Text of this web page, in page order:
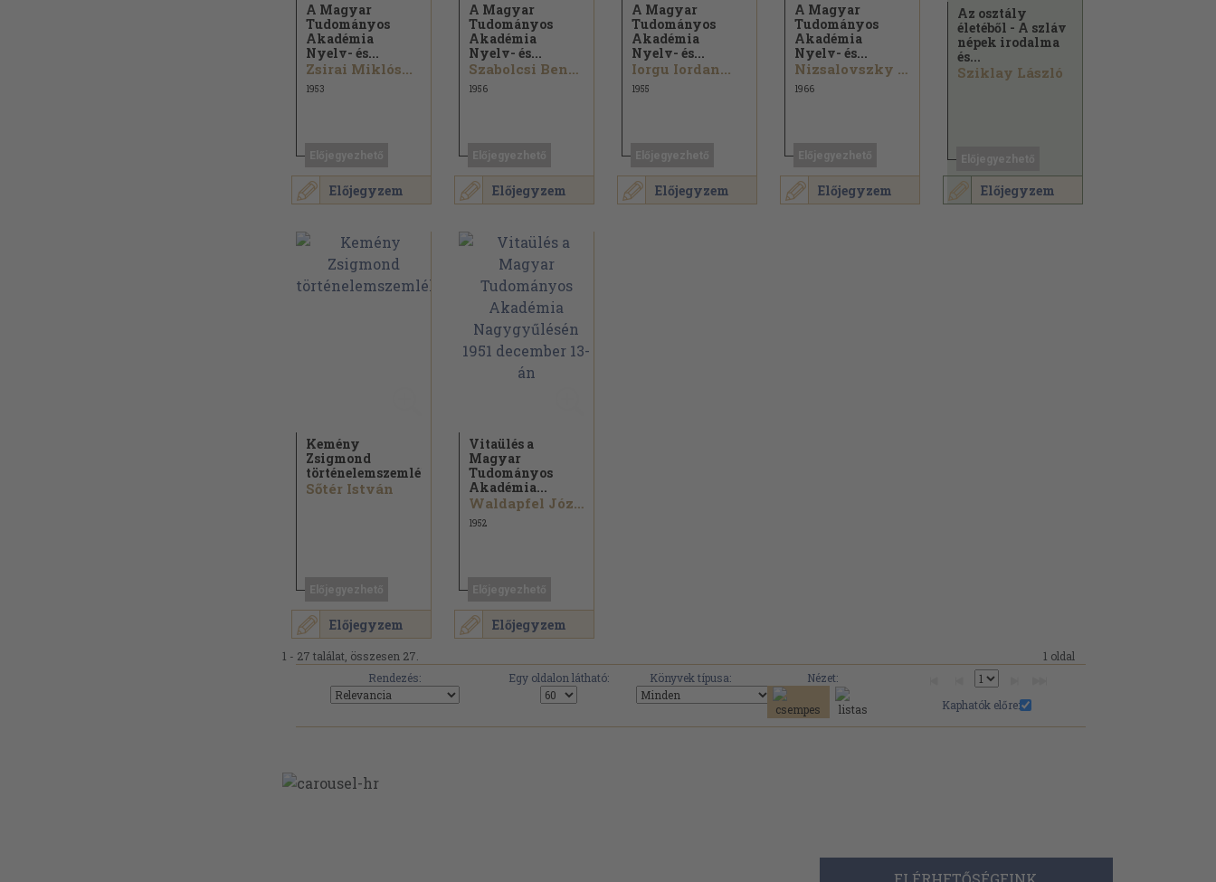
Előjegyzem
A Magyar
Tudományos
Akadémia
Nyelv- és...
Zsirai Miklós...
1953
Előjegyzem
A Magyar
Tudományos
Akadémia
Nyelv- és...
Szabolcsi Bence...
1956
Előjegyzem
A Magyar
Tudományos
Akadémia
Nyelv- és...
Iorgu Iordan...
1955
Előjegyzem
A Magyar
Tudományos
Akadémia
Nyelv- és...
Nizsalovszky Endre...
1966
Előjegyzem
Az osztály
életéből - A szláv
népek irodalma
és...
Sziklay László
Előjegyzem
Kemény
Zsigmond
történelemszemlélete
Sőtér István
Előjegyzem
Vitaülés a
Magyar
Tudományos
Akadémia...
Waldapfel József...
1952
1 - 27 találat, összesen 27.
1 oldal
Rendezés:
Egy oldalon látható: Könyvek típusa:
Nézet:
Kaphatók előre: